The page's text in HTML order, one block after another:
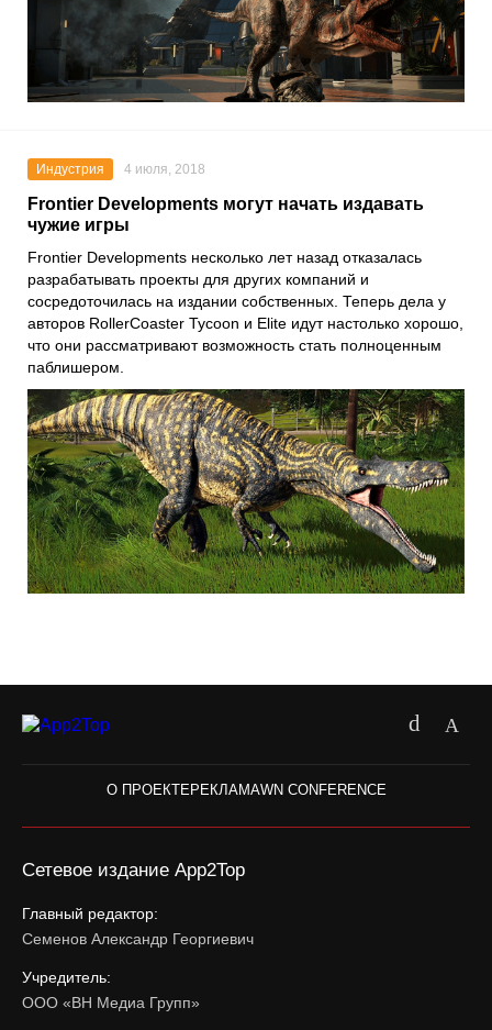
Индустрия 4 июля, 2018
Frontier Developments могут начать издавать
чужие игры
Frontier Developments несколько лет назад отказалась
разрабатывать проекты для других компаний и
сосредоточилась на издании собственных. Теперь дела у
авторов RollerCoaster Tycoon и Elite идут настолько хорошо,
что они рассматривают возможность стать полноценным
паблишером.
О ПРОЕКТЕ РЕКЛАМАWN CONFERENCE
Сетевое издание App2Top
Главный редактор:
Семенов Александр Георгиевич
Учредитель:
ООО «ВН Медиа Групп»